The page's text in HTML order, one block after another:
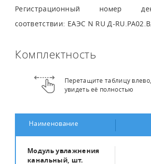
Регистрационный номер
соответствии: ЕАЭС N RU Д-
Комплектность
Перетащите таблицу
увидеть её полностью
Наименование
Модуль увлажнения
канальный, шт.